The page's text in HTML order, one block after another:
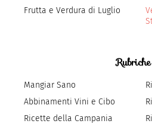
Frutta e Verdura di Luglio
Rubriche
Mangiar Sano
Abbinamenti Vini e Cibo
Ricette della Campania